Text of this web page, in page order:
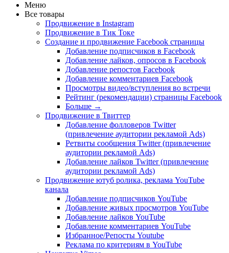
Меню
Все товары
Продвижение в Instagram
Продвижение в Тик Токе
Создание и продвижение Facebook страницы
Добавление подписчиков в Facebook
Добавление лайков, опросов в Facebook
Добавление репостов Facebook
Добавление комментариев Facebook
Просмотры видео/вступления во встречи
Рейтинг (рекомендации) страницы Facebook
Больше →
Продвижение в Твиттер
Добавление фолловеров Twitter
(привлечение аудитории рекламой Ads)
Ретвиты сообщения Twitter (привлечение
аудитории рекламой Ads)
Добавление лайков Twitter (привлечение
аудитории рекламой Ads)
Продвижение ютуб ролика, реклама YouTube
канала
Добавление подписчиков YouTube
Добавление живых просмотров YouTube
Добавление лайков YouTube
Добавление комментариев YouTube
Избранное/Репосты Youtube
Реклама по критериям в YouTube